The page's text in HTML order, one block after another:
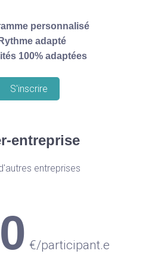
personnalisé
Rythme adapté
100% adaptées
S'inscrire
entreprise
entreprises
€/participant.e